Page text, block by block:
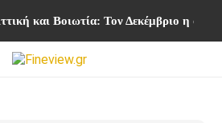
και Βοιωτία: Τον Δεκέμβριο η